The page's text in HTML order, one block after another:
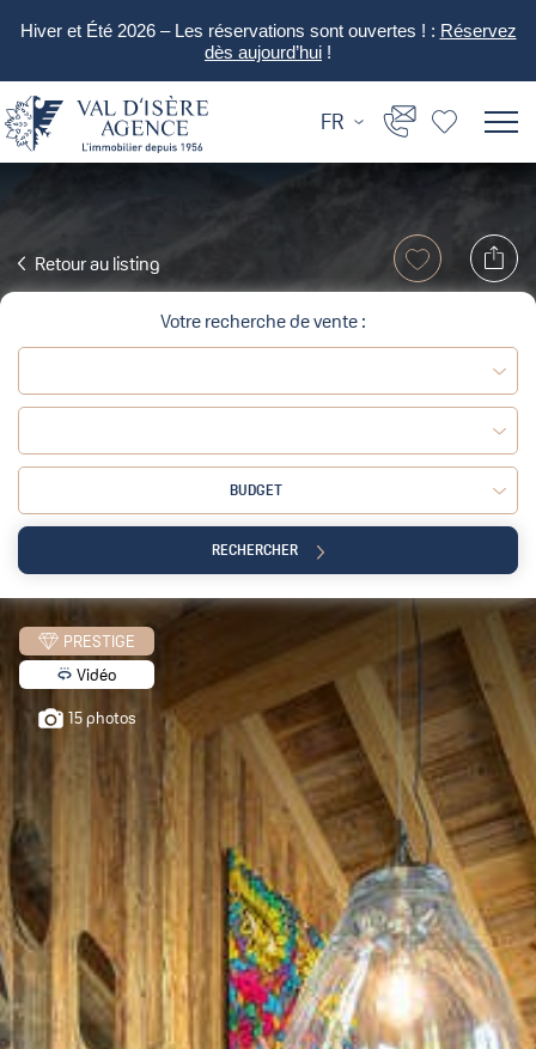
Hiver et Été 2026 – Les réservations sont ouvertes ! : Réservez
dès aujourd’hui !
FR
Retour au listing
Votre recherche de vente :
BUDGET
RECHERCHER
PRESTIGE
Vidéo
15 photos